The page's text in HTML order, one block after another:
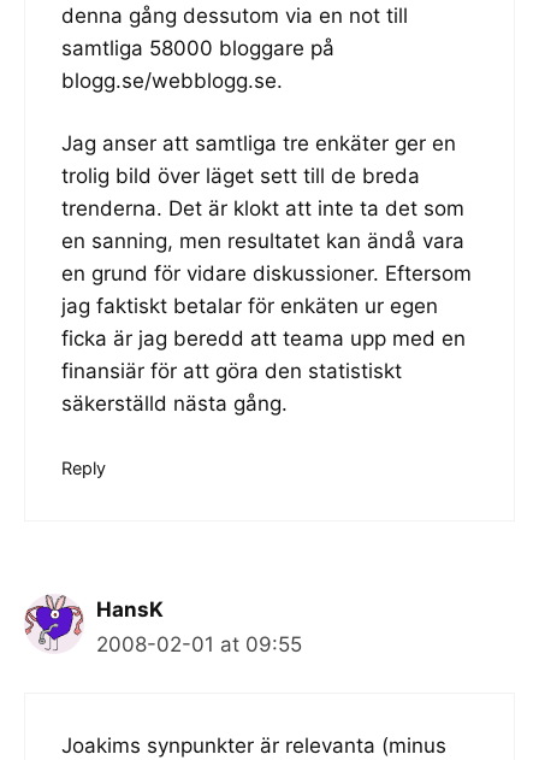
denna gång dessutom via en not till
samtliga 58000 bloggare på
blogg.se/webblogg.se.
Jag anser att samtliga tre enkäter ger en
trolig bild över läget sett till de breda
trenderna. Det är klokt att inte ta det som
en sanning, men resultatet kan ändå vara
en grund för vidare diskussioner. Eftersom
jag faktiskt betalar för enkäten ur egen
ficka är jag beredd att teama upp med en
finansiär för att göra den statistiskt
säkerställd nästa gång.
Reply
HansK
2008-02-01 at 09:55
Joakims synpunkter är relevanta (minus